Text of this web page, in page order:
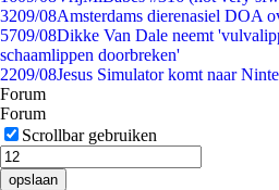
3209/08Amsterdams dierenasiel DOA
5709/08Dikke Van Dale neemt
schaamlippen doorbreken'
2209/08Jesus Simulator komt naar
Forum
Forum
Scrollbar gebruiken
opslaan